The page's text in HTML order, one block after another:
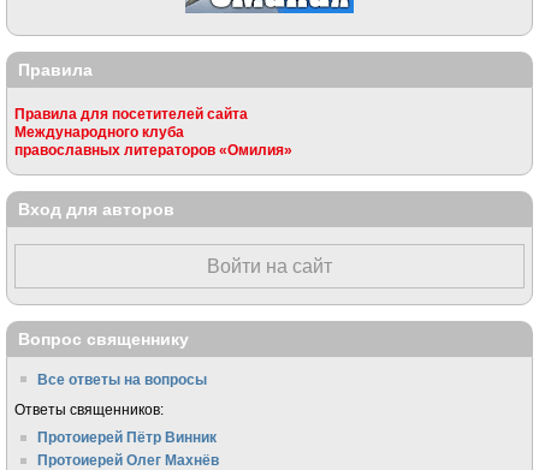
Правила
Правила для посетителей сайта
Международного клуба
православных литераторов «Омилия»
Вход для авторов
Войти на сайт
Вопрос священнику
Все ответы на вопросы
Ответы священников:
Протоиерей Пётр Винник
Протоиерей Олег Махнёв